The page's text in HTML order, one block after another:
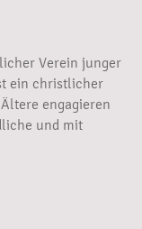
Verein junger
ein christlicher
engagieren
und mit